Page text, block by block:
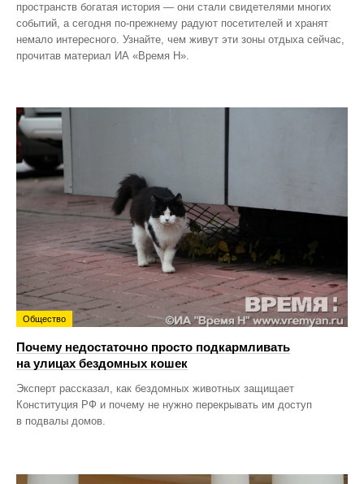
пространств богатая история — они стали свидетелями многих
событий, а сегодня по‑прежнему радуют посетителей и хранят
немало интересного. Узнайте, чем живут эти зоны отдыха сейчас,
прочитав материал ИА «Время Н».
Общество
Почему недостаточно просто подкармливать
на улицах бездомных кошек
Эксперт рассказал, как бездомных животных защищает
Конституция РФ и почему не нужно перекрывать им доступ
в подвалы домов.